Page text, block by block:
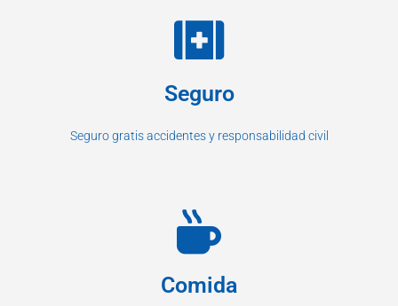
Seguro
Seguro gratis accidentes y responsabilidad civil
Comida